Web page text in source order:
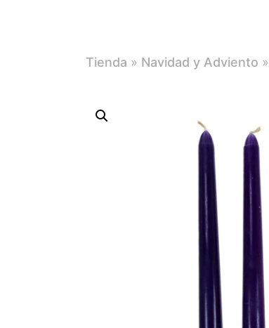
Tienda » Navidad y Adviento »